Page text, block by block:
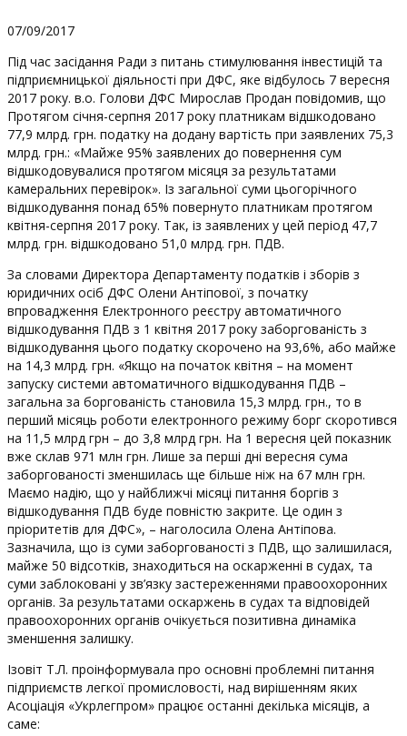
07/09/2017
Під час засідання Ради з питань стимулювання інвестицій та
підприємницької діяльності при ДФС, яке відбулось 7 вересня
2017 року. в.о. Голови ДФС Мирослав Продан повідомив, що
Протягом січня-серпня 2017 року платникам відшкодовано
77,9 млрд. грн. податку на додану вартість при заявлених 75,3
млрд. грн.: «Майже 95% заявлених до повернення сум
відшкодовувалися протягом місяця за результатами
камеральних перевірок». Із загальної суми цьогорічного
відшкодування понад 65% повернуто платникам протягом
квітня-серпня 2017 року. Так, із заявлених у цей період 47,7
млрд. грн. відшкодовано 51,0 млрд. грн. ПДВ.
За словами Директора Департаменту податків і зборів з
юридичних осіб ДФС Олени Антіпової, з початку
впровадження Електронного реєстру автоматичного
відшкодування ПДВ з 1 квітня 2017 року заборгованість з
відшкодування цього податку скорочено на 93,6%, або майже
на 14,3 млрд. грн. «Якщо на початок квітня – на момент
запуску системи автоматичного відшкодування ПДВ –
загальна за боргованість становила 15,3 млрд. грн., то в
перший місяць роботи електронного режиму борг скоротився
на 11,5 млрд грн – до 3,8 млрд грн. На 1 вересня цей показник
вже склав 971 млн грн. Лише за перші дні вересня сума
заборгованості зменшилась ще більше ніж на 67 млн грн.
Маємо надію, що у найближчі місяці питання боргів з
відшкодування ПДВ буде повністю закрите. Це один з
пріоритетів для ДФС», – наголосила Олена Антіпова.
Зазначила, що із суми заборгованості з ПДВ, що залишилася,
майже 50 відсотків, знаходиться на оскарженні в судах, та
суми заблоковані у зв’язку застереженнями правоохоронних
органів. За результатами оскаржень в судах та відповідей
правоохоронних органів очікується позитивна динаміка
зменшення залишку.
Ізовіт Т.Л. проінформувала про основні проблемні питання
підприємств легкої промисловості, над вирішенням яких
Асоціація «Укрлегпром» працює останні декілька місяців, а
саме: